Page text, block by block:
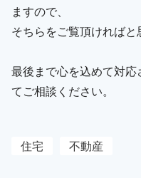
ますので、
そちらをご覧頂ければと
最後まで心を込めて対
てご相談ください。
住宅 不動産